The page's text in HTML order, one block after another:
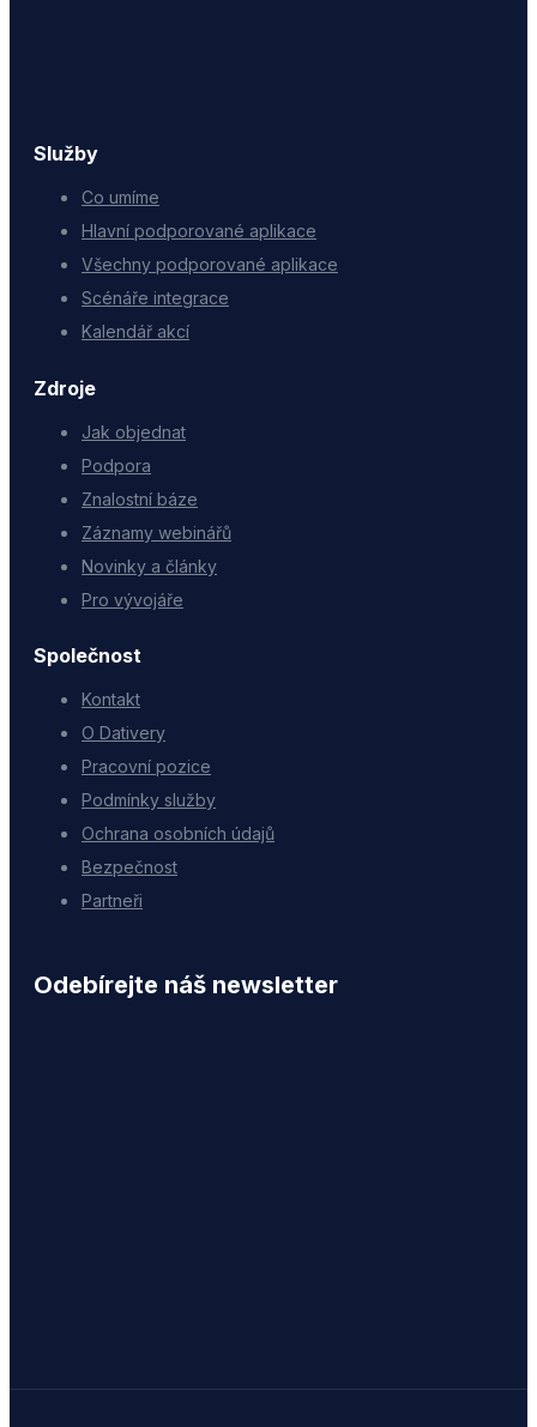
Služby
Co umíme
Hlavní podporované aplikace
Všechny podporované aplikace
Scénáře integrace
Kalendář akcí
Zdroje
Jak objednat
Podpora
Znalostní báze
Záznamy webinářů
Novinky a články
Pro vývojáře
Společnost
Kontakt
O Dativery
Pracovní pozice
Podmínky služby
Ochrana osobních údajů
Bezpečnost
Partneři
Odebírejte náš newsletter